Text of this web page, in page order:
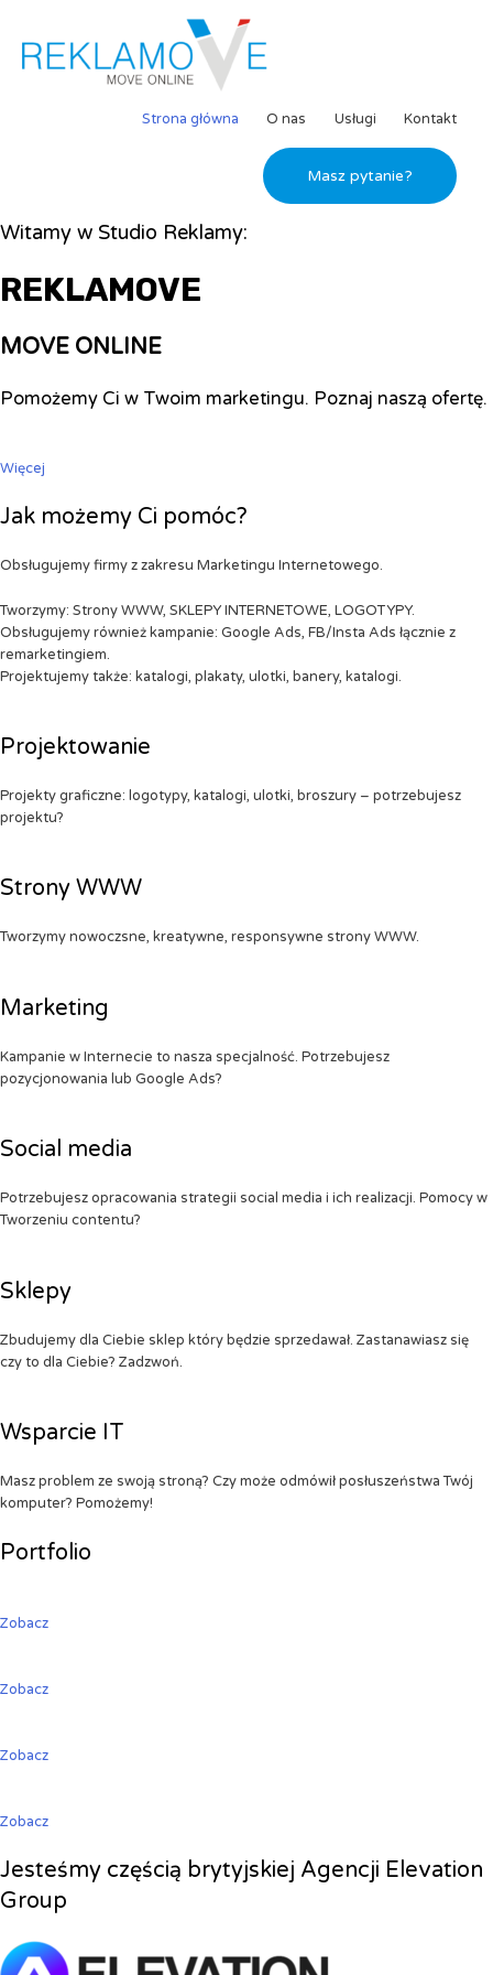
Strona główna O nas Usługi Kontakt
Masz pytanie?
Witamy w Studio Reklamy:
REKLAMOVE
MOVE ONLINE
Pomożemy Ci w Twoim marketingu. Poznaj naszą ofertę.
Więcej
Jak możemy Ci pomóc?
Obsługujemy firmy z zakresu Marketingu Internetowego.
Tworzymy: Strony WWW, SKLEPY INTERNETOWE, LOGOTYPY.
Obsługujemy również kampanie: Google Ads, FB/Insta Ads łącznie z
remarketingiem.
Projektujemy także: katalogi, plakaty, ulotki, banery, katalogi.
Projektowanie
Projekty graficzne: logotypy, katalogi, ulotki, broszury – potrzebujesz
projektu?
Strony WWW
Tworzymy nowoczsne, kreatywne, responsywne strony WWW.
Marketing
Kampanie w Internecie to nasza specjalność. Potrzebujesz
pozycjonowania lub Google Ads?
Social media
Potrzebujesz opracowania strategii social media i ich realizacji. Pomocy w
Tworzeniu contentu?
Sklepy
Zbudujemy dla Ciebie sklep który będzie sprzedawał. Zastanawiasz się
czy to dla Ciebie? Zadzwoń.
Wsparcie IT
Masz problem ze swoją stroną? Czy może odmówił posłuszeństwa Twój
komputer? Pomożemy!
Portfolio
Zobacz
Zobacz
Zobacz
Zobacz
Jesteśmy częścią brytyjskiej Agencji Elevation
Group